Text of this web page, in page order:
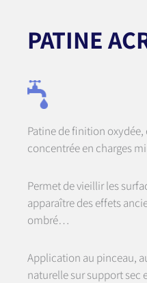
PATINE
Patine de finition oxydée,
concentrée en charges
Permet de vieillir les
apparaître des effets
ombré…
Application au pinceau,
naturelle sur support sec